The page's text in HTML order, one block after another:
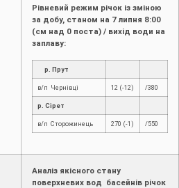
Рівневий режим річок із зміною
за добу, станом на 7 липня 8:00
(см над 0 поста) / вихід води на
заплаву:
р. Прут
в/п Чернівці 12 (-12) /380
р. Сірет
в/п Сторожинець 270 (-1) /550
Аналіз якісного стану
поверхневих вод басейнів річок